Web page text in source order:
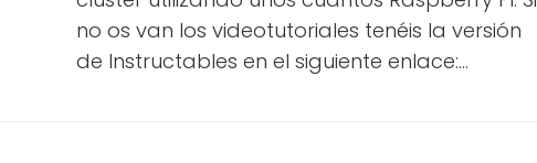
no os van los videotutoriales tenéis la versión
de Instructables en el siguiente enlace:...